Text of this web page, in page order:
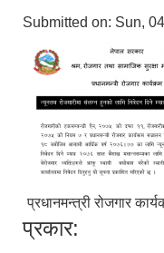
Submitted on: Sun,
प्रधानमन्त्री रोजगार
प्रकार: